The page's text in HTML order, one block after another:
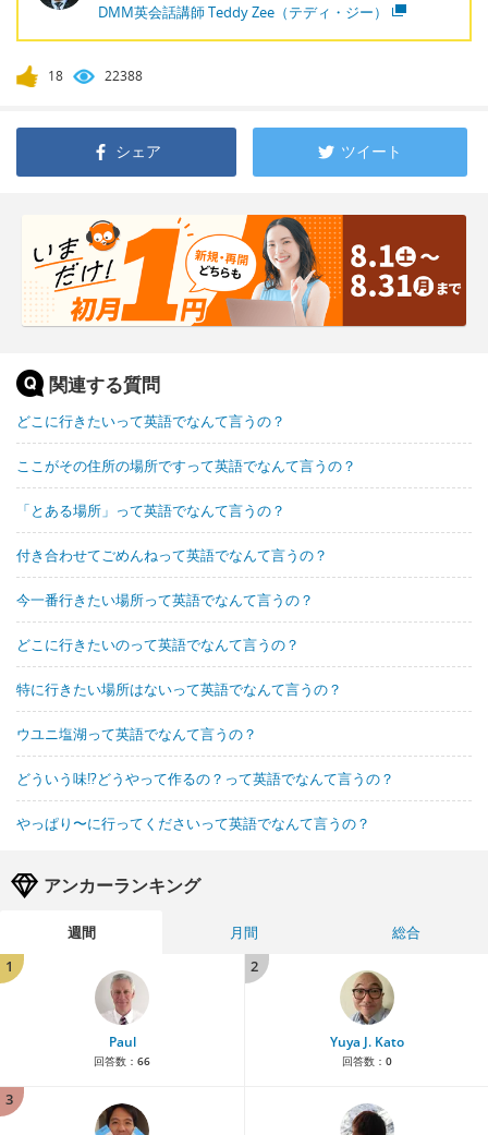
DMM英会話講師 Teddy Zee（テディ・ジー）
18 22388
シェア ツイート
関連する質問
どこに行きたいって英語でなんて言うの？
ここがその住所の場所ですって英語でなんて言うの？
「とある場所」って英語でなんて言うの？
付き合わせてごめんねって英語でなんて言うの？
今一番行きたい場所って英語でなんて言うの？
どこに行きたいのって英語でなんて言うの？
特に行きたい場所はないって英語でなんて言うの？
ウユニ塩湖って英語でなんて言うの？
どういう味!?どうやって作るの？って英語でなんて言うの？
やっぱり〜に行ってくださいって英語でなんて言うの？
アンカーランキング
週間 月間
総合
1
Paul
回答数： 66
2
Yuya J. Kato
回答数： 0
3